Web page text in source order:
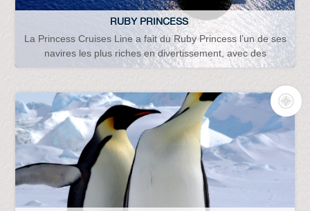
RUBY PRINCESS
La Princess Cruises Line a fait du Ruby Princess l’un de ses
navires les plus riches en divertissement, avec des